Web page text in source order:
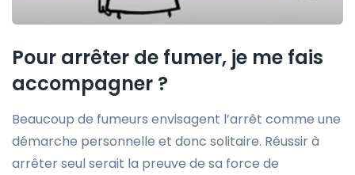
Pour arrêter de fumer, je me fais
accompagner ?
Beaucoup de fumeurs envisagent l’arrêt comme une
démarche personnelle et donc solitaire. Réussir à
arrêter seul serait la preuve de sa force de